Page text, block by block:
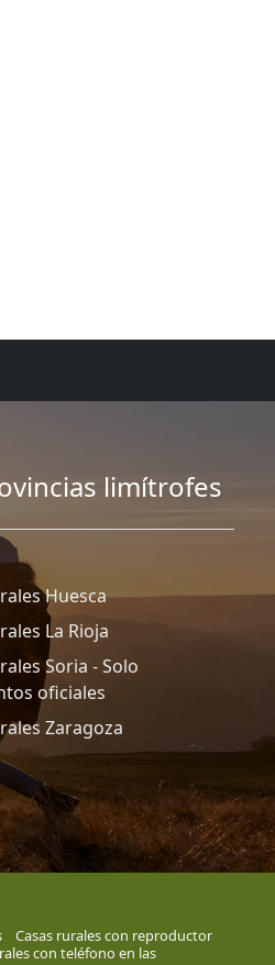
limítrofes
Huesca
La Rioja
Soria - Solo
oficiales
Zaragoza
Casas rurales con reproductor
con teléfono en las